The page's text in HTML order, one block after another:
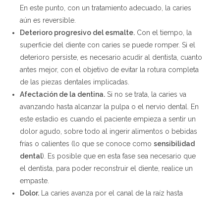
En este punto, con un tratamiento adecuado, la caries
aún es reversible.
Deterioro progresivo del esmalte. Con el tiempo, la
superficie del diente con caries se puede romper. Si el
deterioro persiste, es necesario acudir al dentista, cuanto
antes mejor, con el objetivo de evitar la rotura completa
de las piezas dentales implicadas.
Afectación de la dentina. Si no se trata, la caries va
avanzando hasta alcanzar la pulpa o el nervio dental. En
este estadio es cuando el paciente empieza a sentir un
dolor agudo, sobre todo al ingerir alimentos o bebidas
frías o calientes (lo que se conoce como sensibilidad
dental). Es posible que en esta fase sea necesario que
el dentista, para poder reconstruir el diente, realice un
empaste.
Dolor. La caries avanza por el canal de la raíz hasta